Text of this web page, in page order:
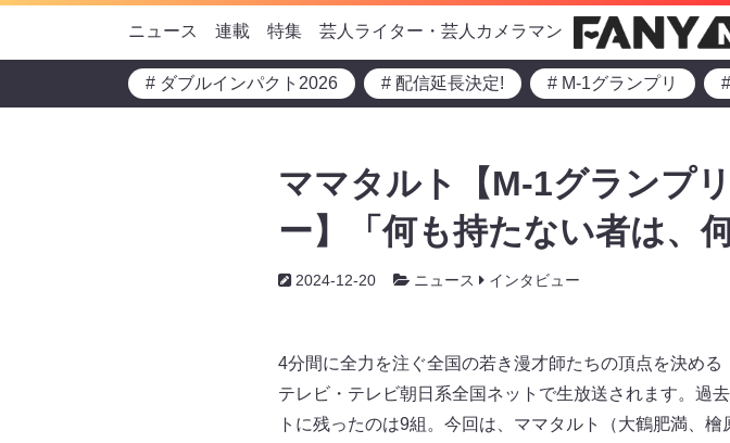
ニュース 連載 特集 芸人ライター・芸人カメラマン
# ダブルインパクト2026 # 配信延長決定! # M-1グランプリ
ママタルト【M-1グランプ
ー】「何も持たない者は、
2024-12-20 ニュース インタビュー
4分間に全力を注ぐ全国の若き漫才師たちの頂点を決め
テレビ・テレビ朝日系全国ネットで生放送されます。過
トに残ったのは9組。今回は、ママタルト（大鶴肥満、